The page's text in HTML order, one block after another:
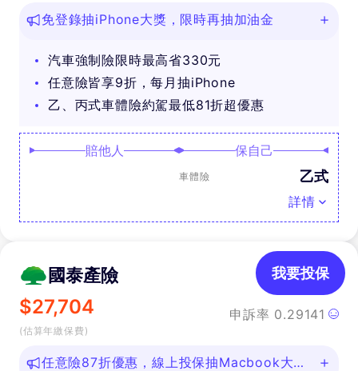
免登錄抽iPhone大獎，限時再抽加油金
汽車強制險限時最高省330元
任意險皆享9折，每月抽iPhone
乙、丙式車體險約駕最低81折超優惠
賠他人 保自己
車體險 乙式
詳情
國泰產險
$27,704
(估算年繳保費)
申訴率 0.29141
我要投保
任意險87折優惠，線上投保抽Macbook大